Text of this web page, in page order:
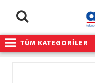
TÜM KATEGORİLER